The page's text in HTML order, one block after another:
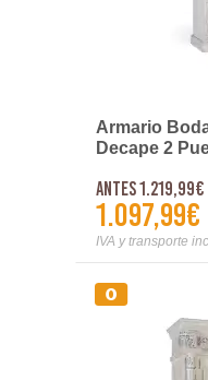
Armario
Decape 2
Antes 1.219,99€
1.097,99€
IVA y transporte